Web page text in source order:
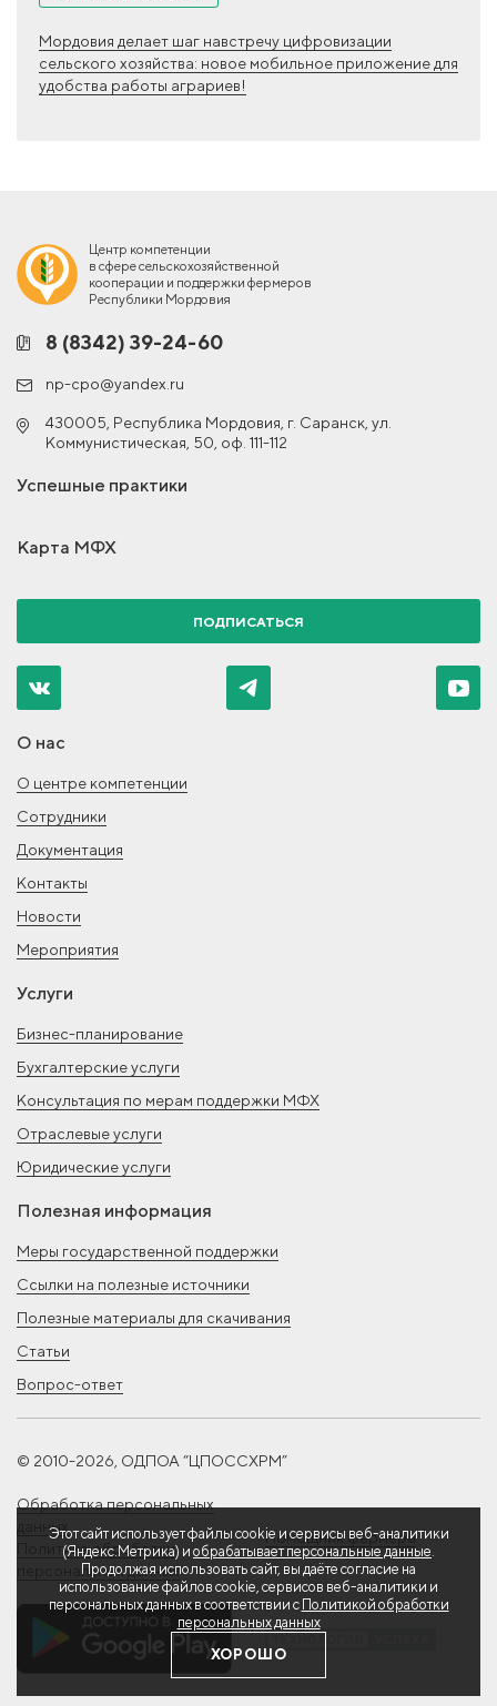
Мордовия делает шаг навстречу цифровизации
сельского хозяйства: новое мобильное приложение для
удобства работы аграриев!
Центр компетенции
в сфере сельскохозяйственной
кооперации и поддержки фермеров
Республики Мордовия
8 (8342) 39-24-60
np-cpo@yandex.ru
430005, Республика Мордовия, г. Саранск, ул.
Коммунистическая, 50, оф. 111-112
О нас
О центре компетенции
Сотрудники
Документация
Контакты
Новости
Мероприятия
Услуги
Бизнес-планирование
Бухгалтерские услуги
Консультация по мерам поддержки МФХ
Отраслевые услуги
Юридические услуги
Полезная информация
Меры государственной поддержки
Ссылки на полезные источники
Полезные материалы для скачивания
Статьи
Вопрос-ответ
Успешные практики
Карта МФХ
ПОДПИСАТЬСЯ
© 2010-2026, ОДПОА “ЦПОССХРМ”
Обработка персональных
данных
Политика обработки
персональных данных
Помощник фермера
Этот сайт использует файлы cookie и сервисы веб-аналитики
(Яндекс.Метрика) и обрабатывает персональные данные.
Продолжая использовать сайт, вы даёте согласие на
использование файлов cookie, сервисов веб-аналитики и
персональных данных в соответствии с Политикой обработки
персональных данных
ХОРОШО